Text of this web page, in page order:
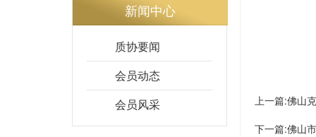
新闻中心
质协要闻
会员动态
会员风采
上一篇:佛山
下一篇:佛山